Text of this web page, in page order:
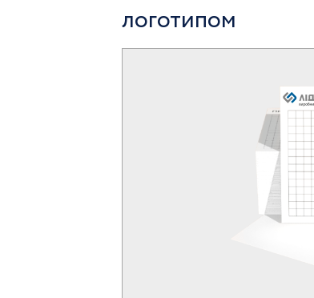
логотипом